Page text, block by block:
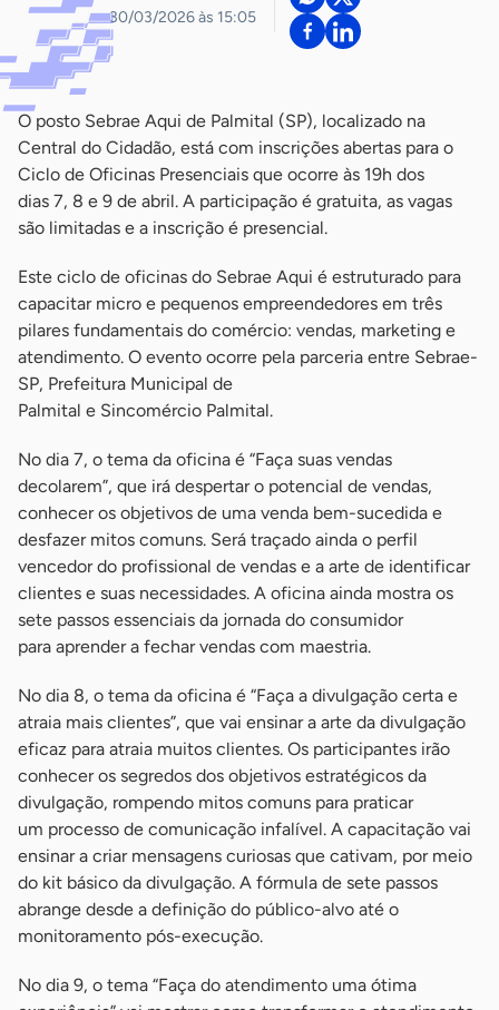
30/03/2026 às 15:05
O posto Sebrae Aqui de Palmital (SP), localizado na
Central do Cidadão, está com inscrições abertas para o
Ciclo de Oficinas Presenciais que ocorre às 19h dos
dias 7, 8 e 9 de abril. A participação é gratuita, as vagas
são limitadas e a inscrição é presencial.
Este ciclo de oficinas do Sebrae Aqui é estruturado para
capacitar micro e pequenos empreendedores em três
pilares fundamentais do comércio: vendas, marketing e
atendimento. O evento ocorre pela parceria entre Sebrae-
SP, Prefeitura Municipal de
Palmital e Sincomércio Palmital.
No dia 7, o tema da oficina é “Faça suas vendas
decolarem”, que irá despertar o potencial de vendas,
conhecer os objetivos de uma venda bem-sucedida e
desfazer mitos comuns. Será traçado ainda o perfil
vencedor do profissional de vendas e a arte de identificar
clientes e suas necessidades. A oficina ainda mostra os
sete passos essenciais da jornada do consumidor
para aprender a fechar vendas com maestria.
No dia 8, o tema da oficina é “Faça a divulgação certa e
atraia mais clientes”, que vai ensinar a arte da divulgação
eficaz para atraia muitos clientes. Os participantes irão
conhecer os segredos dos objetivos estratégicos da
divulgação, rompendo mitos comuns para praticar
um processo de comunicação infalível. A capacitação vai
ensinar a criar mensagens curiosas que cativam, por meio
do kit básico da divulgação. A fórmula de sete passos
abrange desde a definição do público-alvo até o
monitoramento pós-execução.
No dia 9, o tema “Faça do atendimento uma ótima